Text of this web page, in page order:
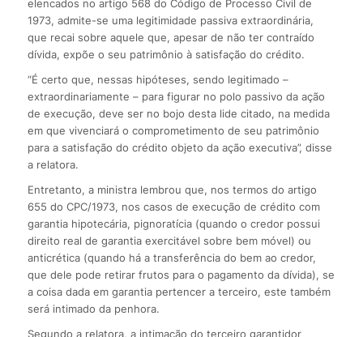
elencados no artigo 568 do Código de Processo Civil de
1973, admite-se uma legitimidade passiva extraordinária,
que recai sobre aquele que, apesar de não ter contraído
dívida, expõe o seu patrimônio à satisfação do crédito.
“É certo que, nessas hipóteses, sendo legitimado –
extraordinariamente – para figurar no polo passivo da ação
de execução, deve ser no bojo desta lide citado, na medida
em que vivenciará o comprometimento de seu patrimônio
para a satisfação do crédito objeto da ação executiva”, disse
a relatora.
Entretanto, a ministra lembrou que, nos termos do artigo
655 do CPC/1973, nos casos de execução de crédito com
garantia hipotecária, pignoratícia (quando o credor possui
direito real de garantia exercitável sobre bem móvel) ou
anticrética (quando há a transferência do bem ao credor,
que dele pode retirar frutos para o pagamento da dívida), se
a coisa dada em garantia pertencer a terceiro, este também
será intimado da penhora.
Segundo a relatora, a intimação do terceiro garantidor